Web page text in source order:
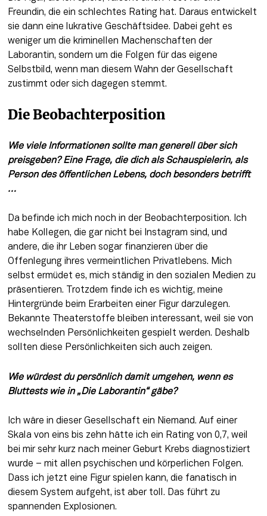
Freundin, die ein schlechtes Rating hat. Daraus entwickelt
sie dann eine lukrative Geschäftsidee. Dabei geht es
weniger um die kriminellen Machenschaften der
Laborantin, sondern um die Folgen für das eigene
Selbstbild, wenn man diesem Wahn der Gesellschaft
zustimmt oder sich dagegen stemmt.
Die Beobachterposition
Wie viele Informationen sollte man generell über sich
preisgeben? Eine Frage, die dich als Schauspielerin, als
Person des öffentlichen Lebens, doch besonders betrifft
…
Da befinde ich mich noch in der Beobachterposition. Ich
habe Kollegen, die gar nicht bei Instagram sind, und
andere, die ihr Leben sogar finanzieren über die
Offenlegung ihres vermeintlichen Privatlebens. Mich
selbst ermüdet es, mich ständig in den sozialen Medien zu
präsentieren. Trotzdem finde ich es wichtig, meine
Hintergründe beim Erarbeiten einer Figur darzulegen.
Bekannte Theaterstoffe bleiben interessant, weil sie von
wechselnden Persönlichkeiten gespielt werden. Deshalb
sollten diese Persönlichkeiten sich auch zeigen.
Wie würdest du persönlich damit umgehen, wenn es
Bluttests wie in „Die Laborantin“ gäbe?
Ich wäre in dieser Gesellschaft ein Niemand. Auf einer
Skala von eins bis zehn hätte ich ein Rating von 0,7, weil
bei mir sehr kurz nach meiner Geburt Krebs diagnostiziert
wurde – mit allen psychischen und körperlichen Folgen.
Dass ich jetzt eine Figur spielen kann, die fanatisch in
diesem System aufgeht, ist aber toll. Das führt zu
spannenden Explosionen.